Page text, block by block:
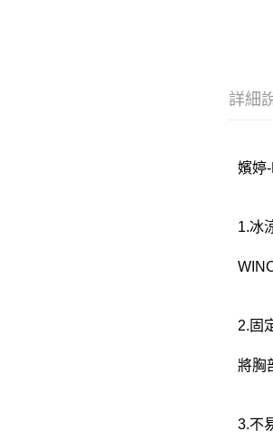
詳細
嬪婷
1.冰
2.固
將胸
3.不